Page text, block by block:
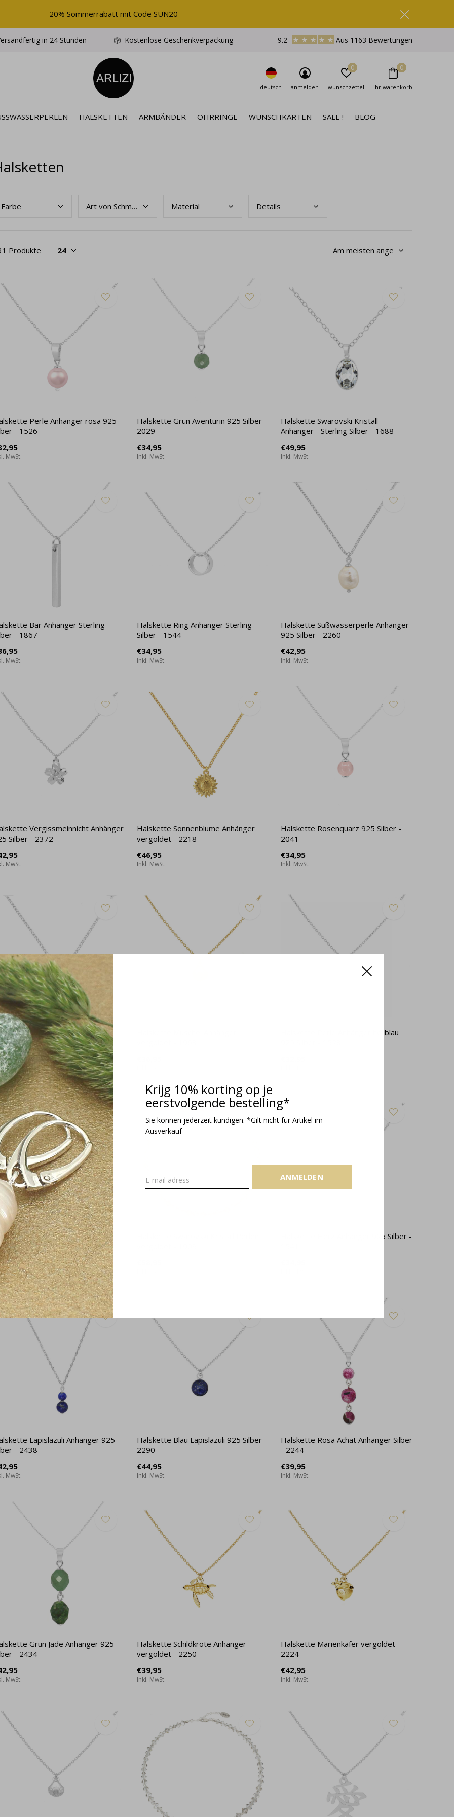
Krijg 10% korting op je
eerstvolgende bestelling*
Sie können jederzeit kündigen. *Gilt nicht für Artikel im
Ausverkauf
ANMELDEN
HALSKETTEN ARMBÄNDER OHRRINGE WUNSCHKARTEN SALE ! BLOG
deutsch anmelden wunschzettel
0
ihr warenkorb
0
in 24 Stunden Kostenlose Geschenkverpackung 9.2 Aus 1163 Bewertungen
20% Sommerrabatt mit Code SUN20
Farbe Art von Schmuck Material Details
Produkte
Perle Anhänger rosa 925
- 1526
MwSt.
Halskette Grün Aventurin 925 Silber -
2029
€34,95
Inkl. MwSt.
Halskette Swarovski Kristall
Anhänger - Sterling Silber - 1688
€49,95
Inkl. MwSt.
Bar Anhänger Sterling
- 1867
MwSt.
Halskette Ring Anhänger Sterling
Silber - 1544
€34,95
Inkl. MwSt.
Halskette Süßwasserperle Anhänger
925 Silber - 2260
€42,95
Inkl. MwSt.
Vergissmeinnicht Anhänger
Silber - 2372
MwSt.
Halskette Sonnenblume Anhänger
vergoldet - 2218
€46,95
Inkl. MwSt.
Halskette Rosenquarz 925 Silber -
2041
€34,95
Inkl. MwSt.
Sonnenblume Anhänger
Silber - 2217
MwSt.
Halskette Perle Anhänger hellblau
Seepferdchen Anhänger
Silber - 1965
MwSt.
Halskette Herz Anhänger 925 Silber -
Lapislazuli Anhänger 925
- 2438
MwSt.
Halskette Blau Lapislazuli 925 Silber -
2290
€44,95
Inkl. MwSt.
Halskette Rosa Achat Anhänger Silber
- 2244
€39,95
Inkl. MwSt.
Grün Jade Anhänger 925
- 2434
MwSt.
Halskette Schildkröte Anhänger
vergoldet - 2250
€39,95
Inkl. MwSt.
Halskette Marienkäfer vergoldet -
2224
€42,95
Inkl. MwSt.